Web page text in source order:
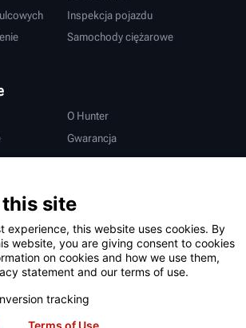
Inspekcja pojazdu
Samochody ciężarowe
O Hunter
Gwarancja
site
experience, this website uses cookies. By
website, you are giving consent to cookies
on cookies and how we use them,
statement and our terms of use.
tracking
Terms of Use